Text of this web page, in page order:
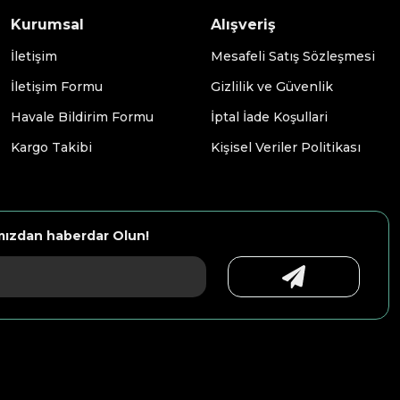
Kurumsal
İletişim
İletişim Formu
Havale Bildirim Formu
Kargo Takibi
Alışveriş
Mesafeli Satış Sözleşmesi
Gizlilik ve Güvenlik
İptal İade Koşullari
Kişisel Veriler Politikası
haberdar Olun!